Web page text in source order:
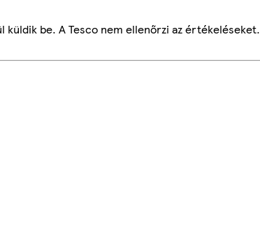
be. A Tesco nem ellenőrzi az értékeléseket.